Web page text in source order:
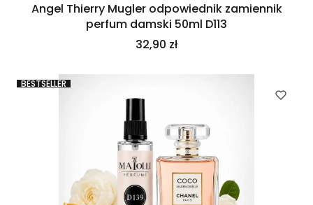
Angel Thierry Mugler odpowiednik zamiennik
perfum damski 50ml D113
Cena
32,90 zł
BESTSELLER